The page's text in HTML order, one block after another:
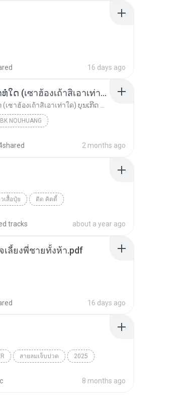
16 days ago
ເຊົາຮ້ອງເຖົ້າຊິເອົາທໍ່ໃດ (เซาฮ้องเถ้าสิเอาเท่าใด) ບຸນເກີດ ຫນູຫ່ວງ ft. ໂສພາ ຈຸນທະລາ
BK NOUHUANG
2 months ago
เสื้อปุ๋ย ดิด คิตตี้
tracks about a year ago
ลี้ยงพี่ชายทั้งห้า.pdf
16 days ago
สายลมเจ็บปวด 2025
8 months ago